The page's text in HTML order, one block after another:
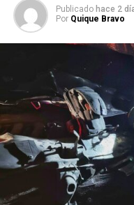
llevarse el chasis.
habrían sustraído el
Publicado hace 2
Por Quique Bravo